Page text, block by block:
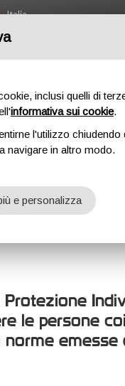
Italia
HOME
NORME EUROPEE
le persone
emesse
inclusi quelli di
informativa sui cookie.
l'utilizzo
navigare in altro modo.
e personalizza